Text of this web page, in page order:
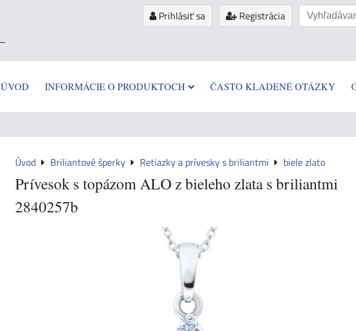
Prihlásiť sa Registrácia
ÚVOD INFORMÁCIE O PRODUKTOCH ČASTO KLADENÉ OTÁZKY
Úvod Briliantové šperky Retiazky a prívesky s briliantmi biele zlato
Prívesok s topázom ALO z bieleho zlata s briliantmi
2840257b